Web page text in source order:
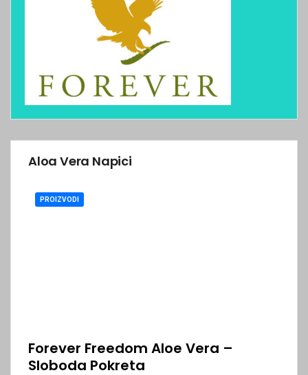
Aloa Vera Napici
PROIZVODI
Forever Freedom Aloe Vera –
Sloboda Pokreta